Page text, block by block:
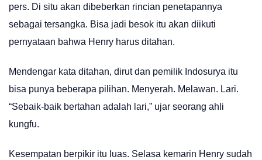
pers. Di situ akan dibeberkan rincian penetapannya
sebagai tersangka. Bisa jadi besok itu akan diikuti
pernyataan bahwa Henry harus ditahan.
Mendengar kata ditahan, dirut dan pemilik Indosurya itu
bisa punya beberapa pilihan. Menyerah. Melawan. Lari.
“Sebaik-baik bertahan adalah lari,” ujar seorang ahli
kungfu.
Kesempatan berpikir itu luas. Selasa kemarin Henry sudah